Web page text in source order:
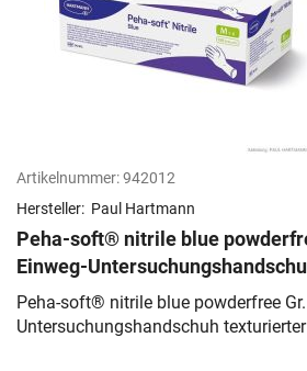
Artikelnummer:942012
Hersteller: Paul Hartmann
Peha-soft® nitrile blue
Einweg-
Fingerbereich
Peha-soft® nitrile blue powderfree
Untersuchungshandschuh